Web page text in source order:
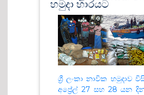
හමුදා භාරයට
ශ්‍රී ලංකා නාවික හමුදාව
අප්‍රේල් 27 සහ 28 යන